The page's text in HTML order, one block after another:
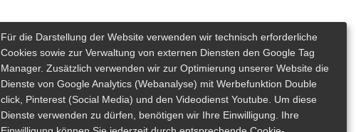
Für die Darstellung der Website verwenden wir technisch erforderliche
Cookies sowie zur Verwaltung von externen Diensten den Google Tag
Manager. Zusätzlich verwenden wir zur Optimierung unserer Website die
Dienste von Google Analytics (Webanalyse) mit Werbefunktion Double
click, Pinterest (Social Media) und den Videodienst Youtube. Um diese
Dienste verwenden zu dürfen, benötigen wir Ihre Einwilligung. Ihre